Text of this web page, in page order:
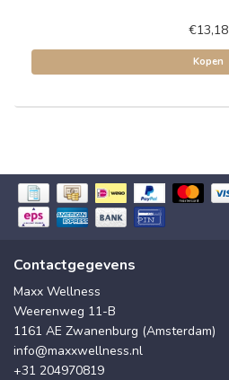
€13,18
Kopen
Contactgegevens
Maxx Wellness
Weerenweg 11-B
1161 AE Zwanenburg (Amsterdam)
info@maxxwellness.nl
+31 204970819